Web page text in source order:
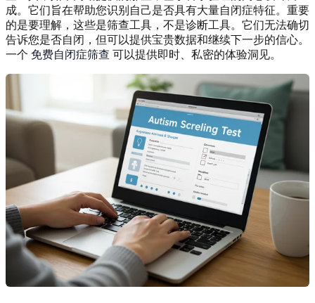
成。它们旨在帮助您识别自己是否具有大量自闭症特征。重要
的是要理解，这些是筛查工具，不是诊断工具。它们无法确切
告诉您是否自闭，但可以提供宝贵数据和继续下一步的信心。
一个 免费自闭症筛查 可以提供即时、私密的体验洞见。